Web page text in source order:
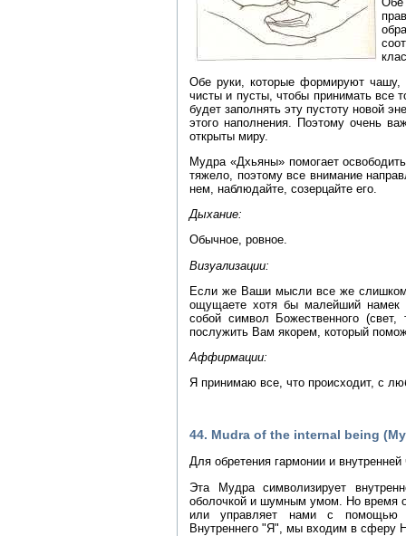
Обе руки, которые формируют чашу,
чисты и пусты, чтобы принимать все
будет заполнять эту пустоту новой
этого наполнения. Поэтому очень
открыты миру.
Мудра «Дхьяны» помогает
тяжело, поэтому все внимание
нем, наблюдайте, созерцайте его.
Дыхание:
Обычное, ровное.
Визуализации:
Если же Ваши мысли все же слишком
ощущаете хотя бы малейший намек
собой символ Божественного
послужить Вам якорем, который
Аффирмации:
Я принимаю все, что происходит, с
44. Mudra of the internal being
Для обретения гармонии и внутренней
Эта Мудра символизирует
оболочкой и шумным умом. Но время
или управляет нами с помощью
Внутреннего "Я", мы входим в сферу